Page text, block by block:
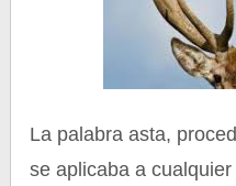
La palabra asta,
se aplicaba a